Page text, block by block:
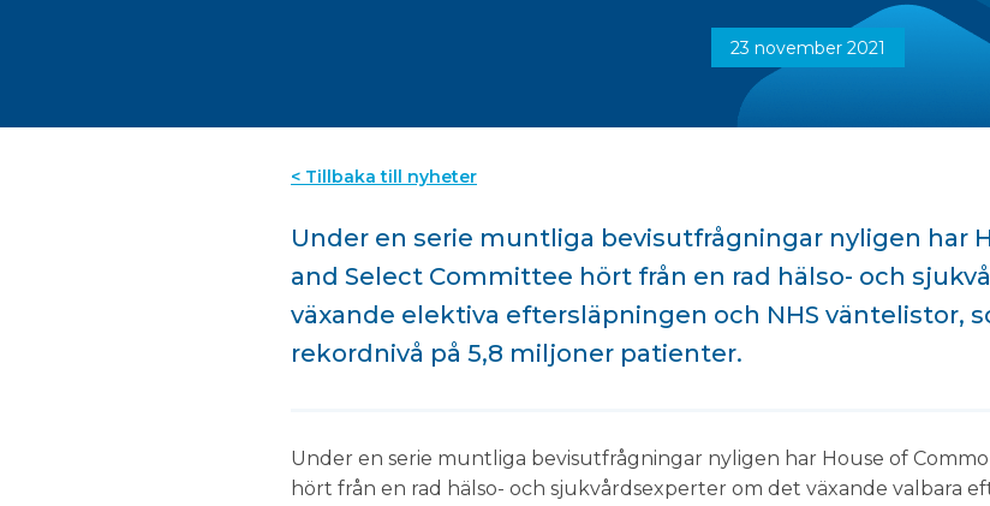
23 november 2021
< Tillbaka till nyheter
Under en serie muntliga bevisutfrågningar nyligen har
and Select Committee hört från en rad hälso- och
växande elektiva eftersläpningen och NHS väntelistor,
rekordnivå på 5,8 miljoner patienter.
Under en serie muntliga bevisutfrågningar nyligen har House of
hört från en rad hälso- och sjukvårdsexperter om det växande valbara